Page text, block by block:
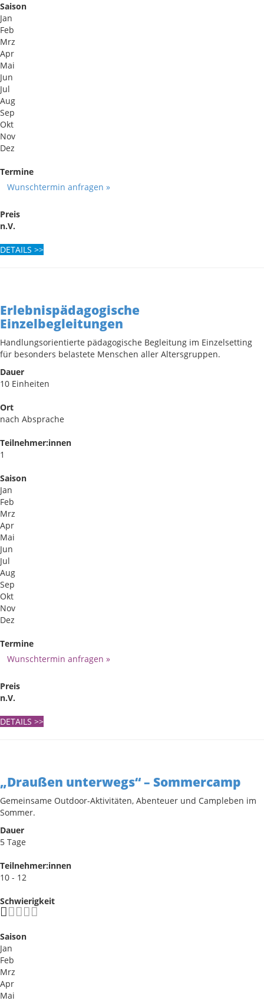
Saison
Jan
Feb
Mrz
Apr
Mai
Jun
Jul
Aug
Sep
Okt
Nov
Dez
Termine
Wunschtermin anfragen »
Preis
n.V.
DETAILS >>
Erlebnispädagogische
Einzelbegleitungen
Handlungsorientierte pädagogische Begleitung im Einzelsetting
für besonders belastete Menschen aller Altersgruppen.
Dauer
10 Einheiten
Ort
nach Absprache
Teilnehmer:innen
1
Saison
Jan
Feb
Mrz
Apr
Mai
Jun
Jul
Aug
Sep
Okt
Nov
Dez
Termine
Wunschtermin anfragen »
Preis
n.V.
DETAILS >>
„Draußen unterwegs“ – Sommercamp
Gemeinsame Outdoor-Aktivitäten, Abenteuer und Campleben im
Sommer.
Dauer
5 Tage
Teilnehmer:innen
10 - 12
Schwierigkeit
Saison
Jan
Feb
Mrz
Apr
Mai